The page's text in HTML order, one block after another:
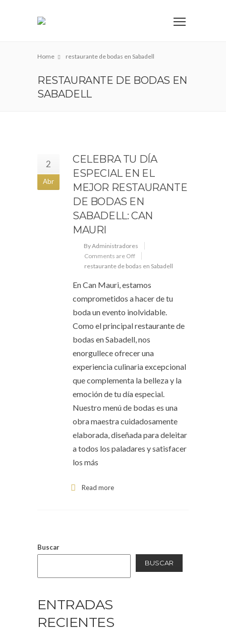
Home restaurante de bodas en Sabadell
RESTAURANTE DE BODAS EN
SABADELL
2
Abr
CELEBRA TU DÍA
ESPECIAL EN EL
MEJOR RESTAURANTE
DE BODAS EN
SABADELL: CAN
MAURI
By Administradores
Comments are Off
restaurante de bodas en Sabadell
En Can Mauri, estamos
comprometidos a hacer de tu
boda un evento inolvidable.
Como el principal restaurante de
bodas en Sabadell, nos
enorgullece ofrecer una
experiencia culinaria excepcional
que complementa la belleza y la
emoción de tu día especial.
Nuestro menú de bodas es una
obra maestra cuidadosamente
elaborada, diseñada para deleitar
a todos los paladares y satisfacer
los más
Read more
Buscar
BUSCAR
ENTRADAS
RECIENTES